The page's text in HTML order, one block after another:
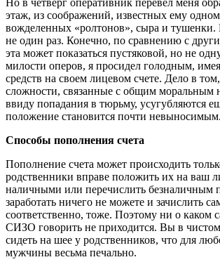
этаж, из соображений, известных ему
вожделенных «ролтонов», сыра и тушенки.
не один раз. Конечно, по сравнению с
эта может показаться пустяковой, но не
милости оперов, я просидел голодным,
средств на своем лицевом счете. Дело в том,
сложности, связанные с общим моральным
ввиду попадания в тюрьму, усугубляются
положение становится почти невыносимым.
Способы пополнения счета
Пополнение счета может происходить
родственники вправе положить их на ваш
наличными или перечислить безналичным
заработать ничего не можете и зачислить
соответственно, тоже. Поэтому ни о каком
СИЗО говорить не приходится. Вы в
сидеть на шее у родственников, что для
мужчины весьма печально.